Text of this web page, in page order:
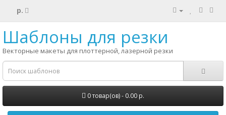
р.
Шаблоны для резки
Векторные макеты для плоттерной, лазерной резки
0 товар(ов) - 0.00 р.